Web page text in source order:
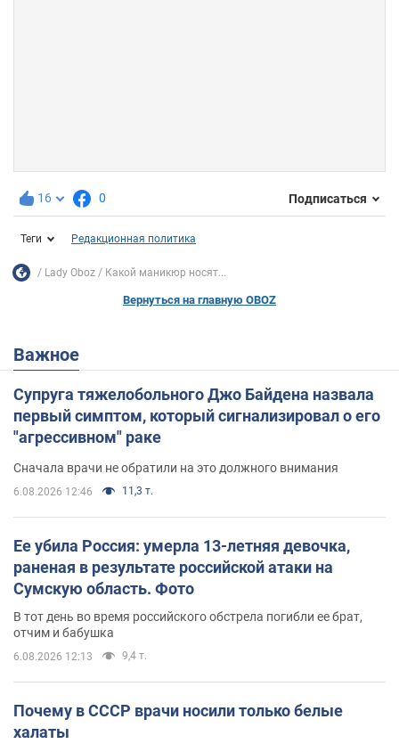
16 0 Подписаться
Теги Редакционная политика
Lady Oboz Какой маникюр носят...
Вернуться на главную OBOZ
Важное
Супруга тяжелобольного Джо Байдена назвала
первый симптом, который сигнализировал о его
"агрессивном" раке
Сначала врачи не обратили на это должного внимания
6.08.2026 12:46 11,3 т.
Ее убила Россия: умерла 13-летняя девочка,
раненая в результате российской атаки на
Сумскую область. Фото
В тот день во время российского обстрела погибли ее брат,
отчим и бабушка
6.08.2026 12:13 9,4 т.
Почему в СССР врачи носили только белые
халаты